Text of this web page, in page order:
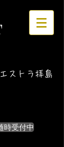
ストラ拝島
時受付中